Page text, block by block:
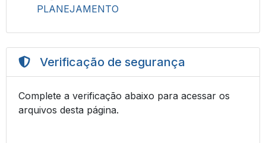
PLANEJAMENTO
Verificação de segurança
Complete a verificação abaixo para acessar os
arquivos desta página.